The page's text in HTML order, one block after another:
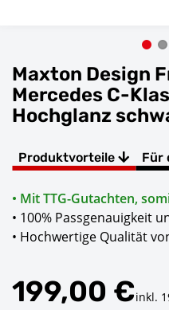
Maxton Design
Mercedes C-
Hochglanz
Produktvorteile Für
• Mit TTG-Gutachten,
• 100% Passgenauigkeit
• Hochwertige Qualität
199,00 €inkl.